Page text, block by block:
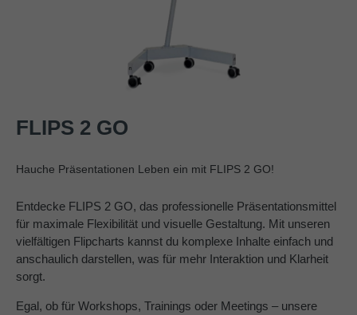
FLIPS 2 GO
Hauche Präsentationen Leben ein mit FLIPS 2 GO!
Entdecke FLIPS 2 GO, das professionelle Präsentationsmittel
für maximale Flexibilität und visuelle Gestaltung. Mit unseren
vielfältigen Flipcharts kannst du komplexe Inhalte einfach und
anschaulich darstellen, was für mehr Interaktion und Klarheit
sorgt.
Egal, ob für Workshops, Trainings oder Meetings – unsere